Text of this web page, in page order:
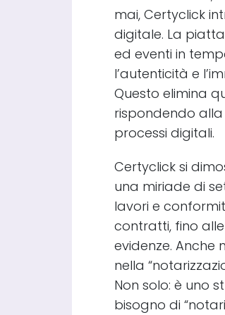
mai, Certyclick
digitale. La
ed eventi in
l’autenticità e
Questo elimina
rispondendo
processi digitali.
Certyclick si
una miriade di
lavori e
contratti, fino
evidenze.
nella
Non solo: è uno
bisogno di